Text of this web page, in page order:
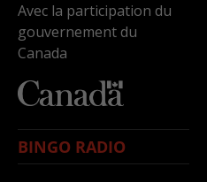
Avec la participation du
gouvernement du
Canada
BINGO RADIO